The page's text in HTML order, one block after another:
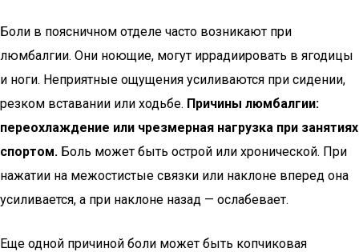
Боли в поясничном отделе часто возникают при
люмбалгии. Они ноющие, могут иррадиировать в ягодицы
и ноги. Неприятные ощущения усиливаются при сидении,
резком вставании или ходьбе. Причины люмбалгии:
переохлаждение или чрезмерная нагрузка при занятиях
спортом. Боль может быть острой или хронической. При
нажатии на межостистые связки или наклоне вперед она
усиливается, а при наклоне назад — ослабевает.
Еще одной причиной боли может быть копчиковая